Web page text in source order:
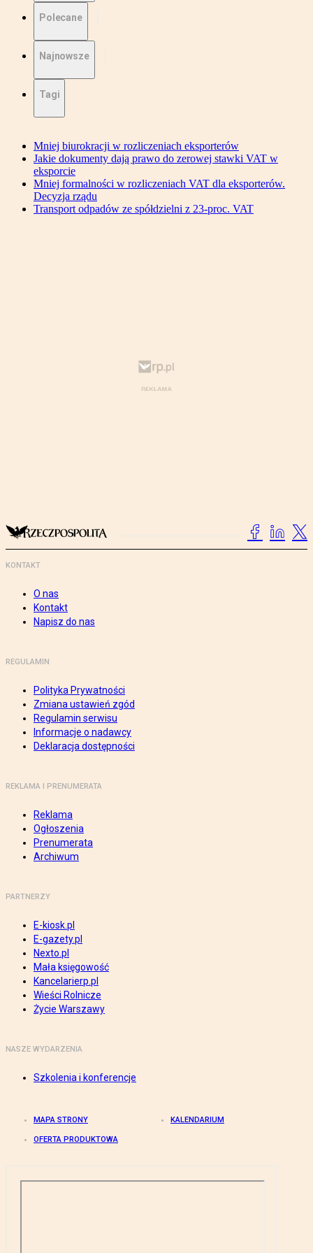
Polecane
Najnowsze
Tagi
Mniej biurokracji w rozliczeniach eksporterów
Jakie dokumenty dają prawo do zerowej stawki VAT w
eksporcie
Mniej formalności w rozliczeniach VAT dla eksporterów.
Decyzja rządu
Transport odpadów ze spółdzielni z 23-proc. VAT
KONTAKT
O nas
Kontakt
Napisz do nas
REGULAMIN
Polityka Prywatności
Zmiana ustawień zgód
Regulamin serwisu
Informacje o nadawcy
Deklaracja dostępności
REKLAMA I PRENUMERATA
Reklama
Ogłoszenia
Prenumerata
Archiwum
PARTNERZY
E-kiosk.pl
E-gazety.pl
Nexto.pl
Mała księgowość
Kancelarierp.pl
Wieści Rolnicze
Życie Warszawy
NASZE WYDARZENIA
Szkolenia i konferencje
MAPA STRONY KALENDARIUM
OFERTA PRODUKTOWA